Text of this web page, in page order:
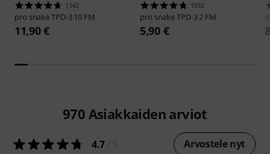
1142
pro snakeTPD-3 10 FM
11,90 €
1532
pro snakeTPD-3 2 FM
5,90 €
970 Asiakkaiden arviot
4.7 Arvostele nyt